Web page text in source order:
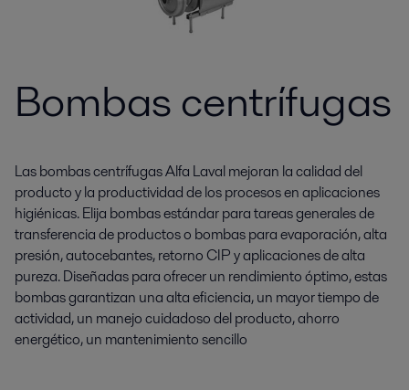
Bombas centrífugas
Las bombas centrífugas Alfa Laval mejoran la calidad del
producto y la productividad de los procesos en aplicaciones
higiénicas. Elija bombas estándar para tareas generales de
transferencia de productos o bombas para evaporación, alta
presión, autocebantes, retorno CIP y aplicaciones de alta
pureza. Diseñadas para ofrecer un rendimiento óptimo, estas
bombas garantizan una alta eficiencia, un mayor tiempo de
actividad, un manejo cuidadoso del producto, ahorro
energético, un mantenimiento sencillo